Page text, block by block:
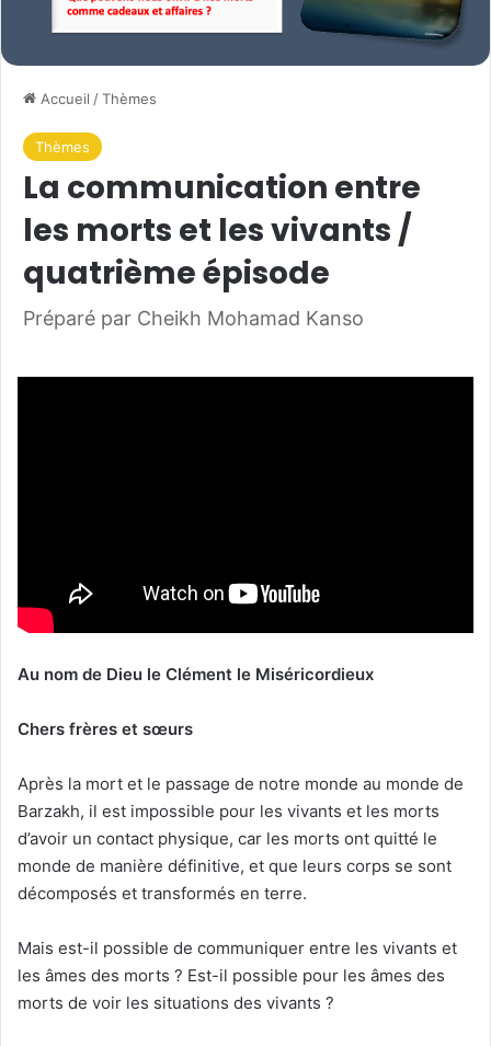
Accueil /Thèmes
Thèmes
La communication entre
les morts et les vivants /
quatrième épisode
Préparé par Cheikh Mohamad Kanso
Au nom de Dieu le Clément le Miséricordieux
Chers frères et sœurs
Après la mort et le passage de notre monde au monde de
Barzakh, il est impossible pour les vivants et les morts
d’avoir un contact physique, car les morts ont quitté le
monde de manière définitive, et que leurs corps se sont
décomposés et transformés en terre.
Mais est-il possible de communiquer entre les vivants et
les âmes des morts ? Est-il possible pour les âmes des
morts de voir les situations des vivants ?